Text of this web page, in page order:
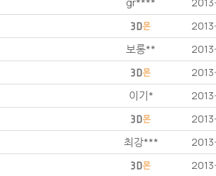
보롱**
이기*
최강***